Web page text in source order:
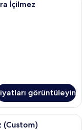
İçilmez
görüntüleyin
Kişilik Yatak, Sigara
(Custom)